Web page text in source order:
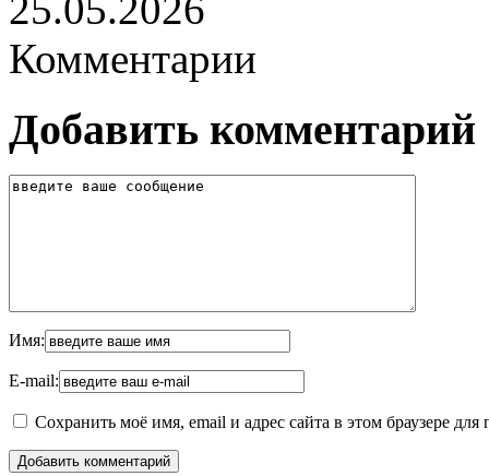
Комментарии
Добавить комментарий
Имя:
E-mail:
Сохранить моё имя, email и адрес сайта в этом браузере